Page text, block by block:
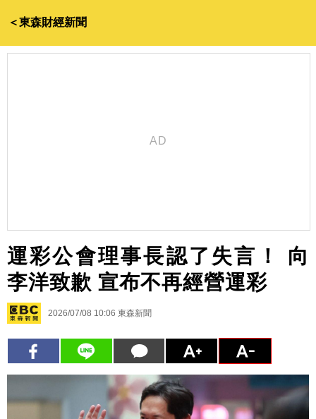
＜東森財經新聞
運彩公會理事長認了失言！ 向
李洋致歉 宣布不再經營運彩
2026/07/08 10:06 東森新聞